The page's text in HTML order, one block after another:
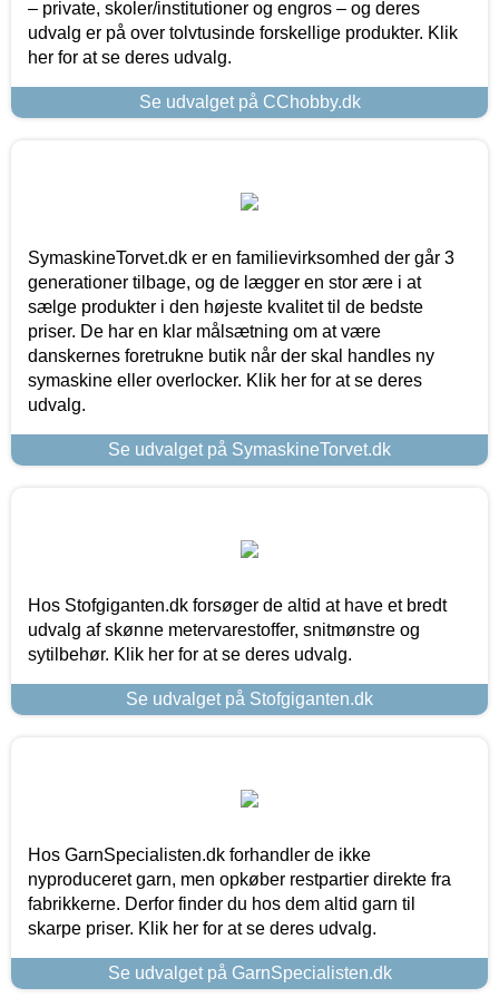
– private, skoler/institutioner og engros – og deres
udvalg er på over tolvtusinde forskellige produkter. Klik
her for at se deres udvalg.
Se udvalget på CChobby.dk
SymaskineTorvet.dk er en familievirksomhed der går 3
generationer tilbage, og de lægger en stor ære i at
sælge produkter i den højeste kvalitet til de bedste
priser. De har en klar målsætning om at være
danskernes foretrukne butik når der skal handles ny
symaskine eller overlocker. Klik her for at se deres
udvalg.
Se udvalget på SymaskineTorvet.dk
Hos Stofgiganten.dk forsøger de altid at have et bredt
udvalg af skønne metervarestoffer, snitmønstre og
sytilbehør. Klik her for at se deres udvalg.
Se udvalget på Stofgiganten.dk
Hos GarnSpecialisten.dk forhandler de ikke
nyproduceret garn, men opkøber restpartier direkte fra
fabrikkerne. Derfor finder du hos dem altid garn til
skarpe priser. Klik her for at se deres udvalg.
Se udvalget på GarnSpecialisten.dk